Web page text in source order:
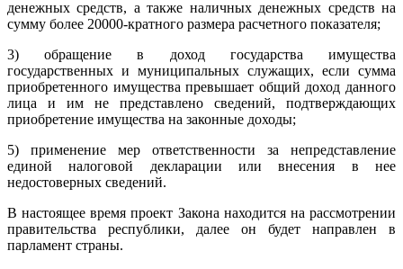
денежных средств, а также наличных денежных средств на
сумму более 20000-кратного размера расчетного показателя;
3) обращение в доход государства имущества
государственных и муниципальных служащих, если сумма
приобретенного имущества превышает общий доход данного
лица и им не представлено сведений, подтверждающих
приобретение имущества на законные доходы;
5) применение мер ответственности за непредставление
единой налоговой декларации или внесения в нее
недостоверных сведений.
В настоящее время проект Закона находится на рассмотрении
правительства республики, далее он будет направлен в
парламент страны.